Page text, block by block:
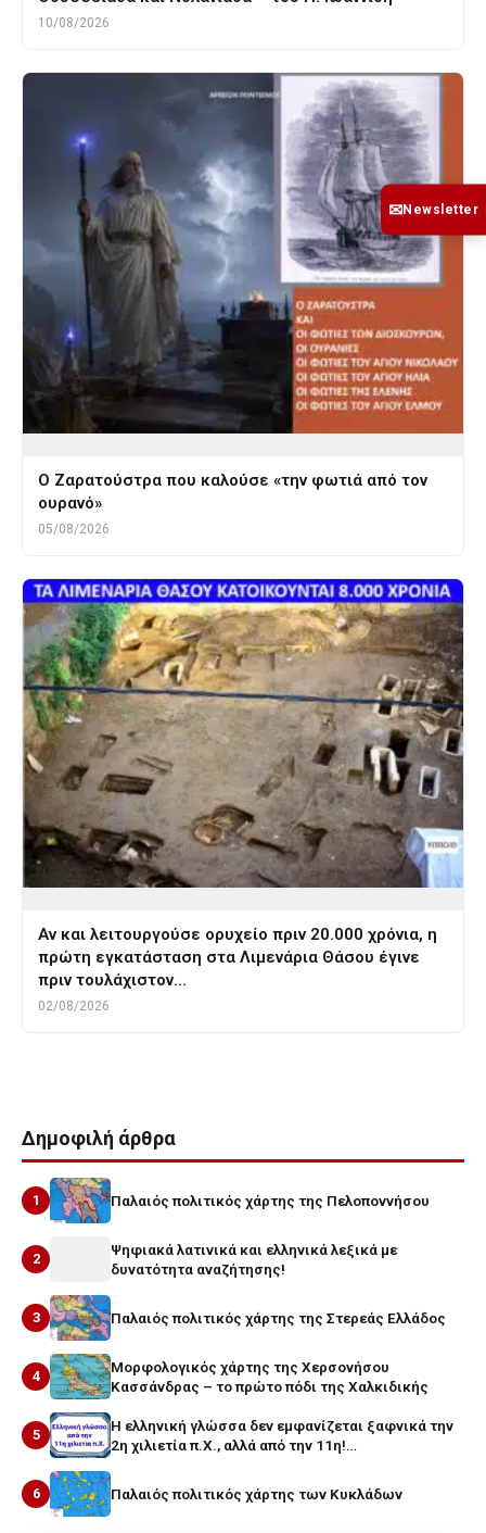
10/08/2026
Ο Ζαρατούστρα που καλούσε «την φωτιά από τον
ουρανό»
05/08/2026
Αν και λειτουργούσε ορυχείο πριν 20.000 χρόνια, η
πρώτη εγκατάσταση στα Λιμενάρια Θάσου έγινε
πριν τουλάχιστον…
02/08/2026
Δημοφιλή άρθρα
1 Παλαιός πολιτικός χάρτης της Πελοποννήσου
2
Ψηφιακά λατινικά και ελληνικά λεξικά με
δυνατότητα αναζήτησης!
3 Παλαιός πολιτικός χάρτης της Στερεάς Ελλάδος
4
Μορφολογικός χάρτης της Χερσονήσου
Κασσάνδρας – το πρώτο πόδι της Χαλκιδικής
5
Η ελληνική γλώσσα δεν εμφανίζεται ξαφνικά την
2η χιλιετία π.Χ., αλλά από την 11η!…
6 Παλαιός πολιτικός χάρτης των Κυκλάδων
✉Newsletter